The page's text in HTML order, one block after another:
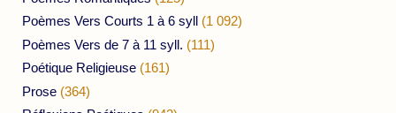
Poèmes Vers Courts 1 à 6 syll (1 092)
Poèmes Vers de 7 à 11 syll. (111)
Poétique Religieuse (161)
Prose (364)